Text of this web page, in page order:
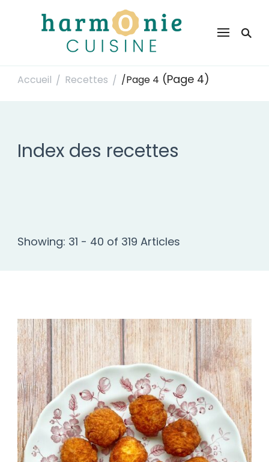
Harmonie Cuisine
Accueil / Recettes / /Page 4 (Page 4)
Index des recettes
Showing: 31 - 40 of 319 Articles